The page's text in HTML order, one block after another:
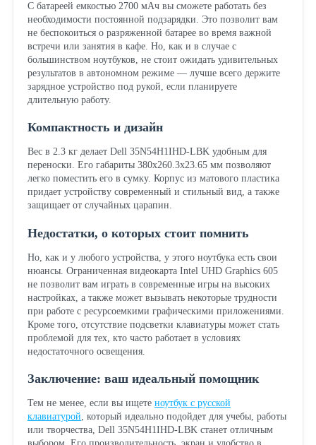
С батареей емкостью 2700 мАч вы сможете работать без
необходимости постоянной подзарядки. Это позволит вам
не беспокоиться о разряженной батарее во время важной
встречи или занятия в кафе. Но, как и в случае с
большинством ноутбуков, не стоит ожидать удивительных
результатов в автономном режиме — лучше всего держите
зарядное устройство под рукой, если планируете
длительную работу.
Компактность и дизайн
Вес в 2.3 кг делает Dell 35N54H1IHD-LBK удобным для
переноски. Его габариты 380x260.3x23.65 мм позволяют
легко поместить его в сумку. Корпус из матового пластика
придает устройству современный и стильный вид, а также
защищает от случайных царапин.
Недостатки, о которых стоит помнить
Но, как и у любого устройства, у этого ноутбука есть свои
нюансы. Ограниченная видеокарта Intel UHD Graphics 605
не позволит вам играть в современные игры на высоких
настройках, а также может вызывать некоторые трудности
при работе с ресурсоемкими графическими приложениями.
Кроме того, отсутствие подсветки клавиатуры может стать
проблемой для тех, кто часто работает в условиях
недостаточного освещения.
Заключение: ваш идеальный помощник
Тем не менее, если вы ищете ноутбук с русской
клавиатурой , который идеально подойдет для учебы, работы
или творчества, Dell 35N54H1IHD-LBK станет отличным